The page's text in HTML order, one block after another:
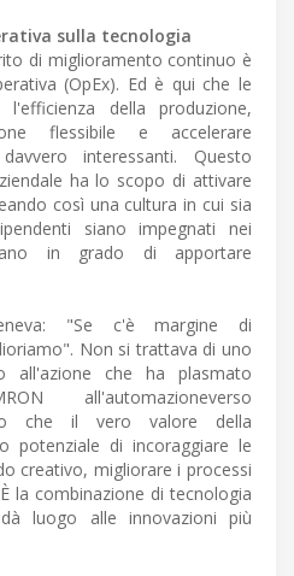
sulla tecnologia
di miglioramento continuo è
(OpEx). Ed è qui che le
della produzione,
flessibile e accelerare
interessanti. Questo
ha lo scopo di attivare
così una cultura in cui sia
siano impegnati nei
in grado di apportare
"Se c'è margine di
Non si trattava di uno
che ha plasmato
all'automazioneverso
che il vero valore della
potenziale di incoraggiare le
creativo, migliorare i processi
la combinazione di tecnologia
luogo alle innovazioni più